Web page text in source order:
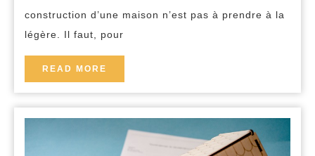
qu’il
?
construction d’une maison n’est pas à prendre à la
légère. Il faut, pour
READ MORE
MORE